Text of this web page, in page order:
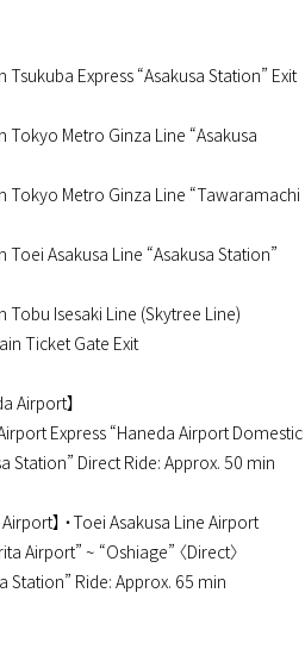
Express “Asakusa Station” Exit
Tokyo Metro Ginza Line “Asakusa
Tokyo Metro Ginza Line “Tawaramachi
Toei Asakusa Line “Asakusa Station”
Tobu Isesaki Line (Skytree Line)
Ticket Gate Exit
Airport】
Express “Haneda Airport Domestic
Station” Direct Ride: Approx. 50 min
】 ・Toei Asakusa Line Airport
Airport” ~ “Oshiage” 〈Direct〉
Station” Ride: Approx. 65 min